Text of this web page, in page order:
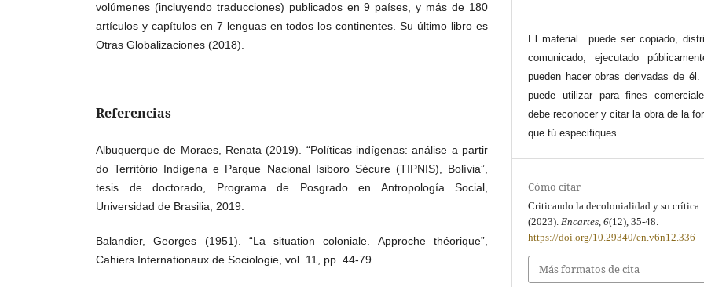
volúmenes (incluyendo traducciones) publicados en 9 países, y más de 180
artículos y capítulos en 7 lenguas en todos los continentes. Su último libro es
Otras Globalizaciones (2018).
Referencias
Albuquerque de Moraes, Renata (2019). “Políticas indígenas: análise a partir
do Território Indígena e Parque Nacional Isiboro Sécure (TIPNIS), Bolívia”,
tesis de doctorado, Programa de Posgrado en Antropología Social,
Universidad de Brasilia, 2019.
Balandier, Georges (1951). “La situation coloniale. Approche théorique”,
Cahiers Internationaux de Sociologie, vol. 11, pp. 44-79.
El material puede ser copiado,
comunicado, ejecutado
pueden hacer obras derivadas de él.
puede utilizar para fines
debe reconocer y citar la obra de la
que tú especifiques.
Cómo citar
Criticando la decolonialidad y su crítica.
(2023).Encartes,6(12), 35-48.
https://doi.org/10.29340/en.v6n12.336
Más formatos de cita